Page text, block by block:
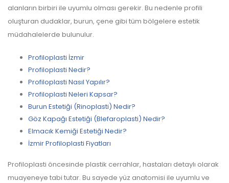
alanların birbiri ile uyumlu olması gerekir. Bu nedenle profili
oluşturan dudaklar, burun, çene gibi tüm bölgelere estetik
müdahalelerde bulunulur.
Profiloplasti İzmir
Profiloplasti Nedir?
Profiloplasti Nasıl Yapılır?
Profiloplasti Neleri Kapsar?
Burun Estetiği (Rinoplasti) Nedir?
Göz Kapağı Estetiği (Blefaroplasti) Nedir?
Elmacık Kemiği Estetiği Nedir?
İzmir Profiloplasti Fiyatları
Profiloplasti öncesinde plastik cerrahlar, hastaları detaylı olarak
muayeneye tabi tutar. Bu sayede yüz anatomisi ile uyumlu ve